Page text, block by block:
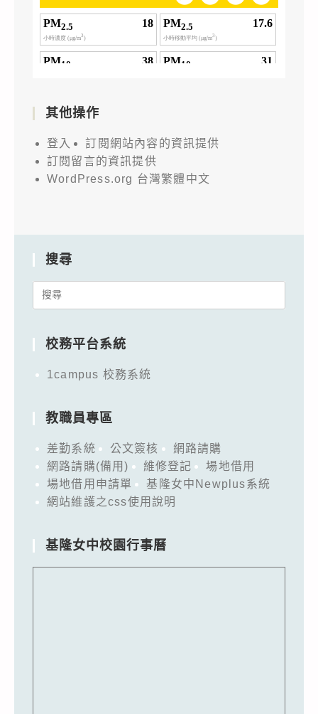
其他操作
登入
訂閱網站內容的資訊提供
訂閱留言的資訊提供
WordPress.org 台灣繁體中文
搜尋
Search
校務平台系統
1campus 校務系統
教職員專區
差勤系統 公文簽核
網路請購
網路請購(備用)
維修登記
場地借用
場地借用申請單
基隆女中Newplus系統
網站維護之css使用說明
基隆女中校園行事曆